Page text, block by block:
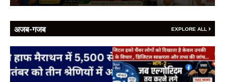
अजब-गजब EXPLORE ALL